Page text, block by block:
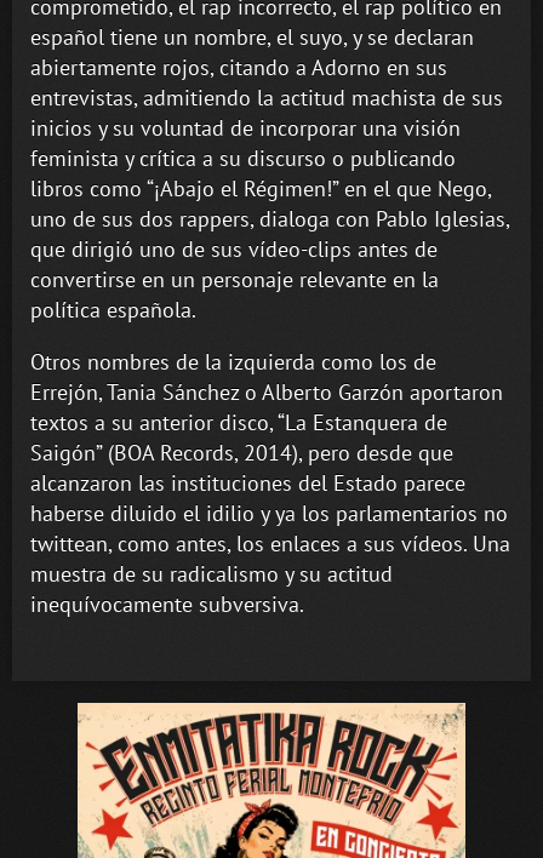
comprometido, el rap incorrecto, el rap político en
español tiene un nombre, el suyo, y se declaran
abiertamente rojos, citando a Adorno en sus
entrevistas, admitiendo la actitud machista de sus
inicios y su voluntad de incorporar una visión
feminista y crítica a su discurso o publicando
libros como “¡Abajo el Régimen!” en el que Nego,
uno de sus dos rappers, dialoga con Pablo Iglesias,
que dirigió uno de sus vídeo-clips antes de
convertirse en un personaje relevante en la
política española.
Otros nombres de la izquierda como los de
Errejón, Tania Sánchez o Alberto Garzón aportaron
textos a su anterior disco, “La Estanquera de
Saigón” (BOA Records, 2014), pero desde que
alcanzaron las instituciones del Estado parece
haberse diluido el idilio y ya los parlamentarios no
twittean, como antes, los enlaces a sus vídeos. Una
muestra de su radicalismo y su actitud
inequívocamente subversiva.